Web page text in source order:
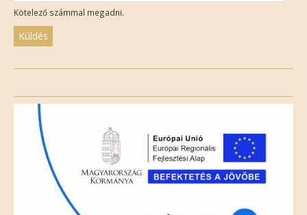
Kötelező számmal megadni.
field
empty.